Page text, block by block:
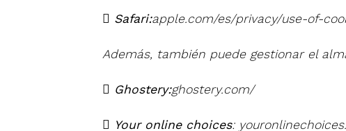
 Safari:apple.com/es/privacy/use-of-
Además, también puede gestionar el
 Ghostery:ghostery.com/
 Your online choices: